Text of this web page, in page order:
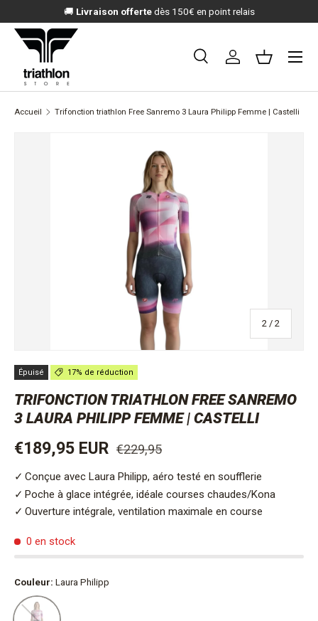
ALLER AU CONTENU
🚚 Livraison offertedès 150€ en point relais
Recherche
RechercheSe connecter
Panier
Menu
Accueil Trifonction triathlon Free Sanremo 3 Laura Philipp Femme | Castelli
PASSER AUX INFORMATIONS PRODUITS
2 / de
2
Épuisé 17% de réduction
TRIFONCTION TRIATHLON FREE SANREMO
3 LAURA PHILIPP FEMME | CASTELLI
Prix soldé
€189,95 EUR Prix habituel
€229,95
Conçue avec Laura Philipp, aéro testé en soufflerie
Poche à glace intégrée, idéale courses chaudes/Kona
Ouverture intégrale, ventilation maximale en course
0 en stock
Couleur: Laura Philipp
Laura Philipp